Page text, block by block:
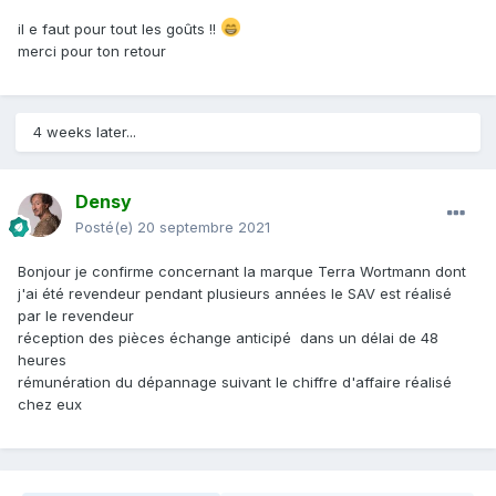
il e faut pour tout les goûts !!
merci pour ton retour
4 weeks later...
Densy
Posté(e) 20 septembre 2021
Bonjour je confirme concernant la marque Terra Wortmann dont
j'ai été revendeur pendant plusieurs années le SAV est réalisé
par le revendeur
réception des pièces échange anticipé dans un délai de 48
heures
rémunération du dépannage suivant le chiffre d'affaire réalisé
chez eux